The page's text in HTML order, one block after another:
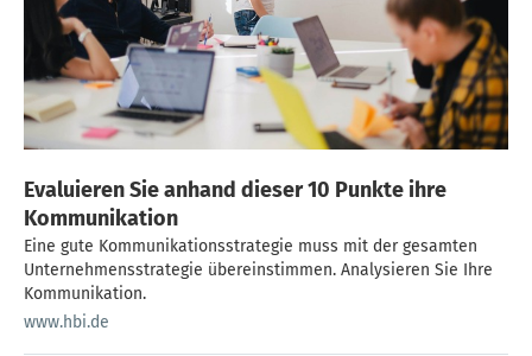
Evaluieren Sie anhand dieser 10 Punkte ihre
Kommunikation
Eine gute Kommunikationsstrategie muss mit der gesamten
Unternehmensstrategie übereinstimmen. Analysieren Sie Ihre
Kommunikation.
www.hbi.de